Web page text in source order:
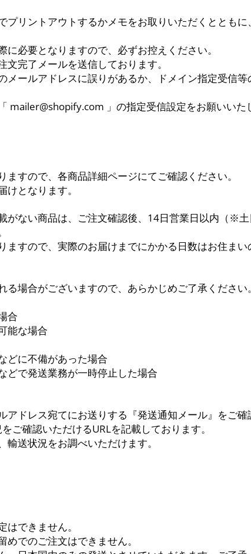
プリントアウトするかメモをお取りいただくととも
に必要となりますので、必ずお控えください。
完了メールを送信しております。
ールアドレスに誤りがあるか、ドメイン指定受信等
mailer@shopify.com 」の指定受信設定をお願いいた
すので、各商品詳細ページにてご確認ください。
となります。
がない商品は、ご注文確認後、14日営業日以内（※
すので、実際のお届けまでにかかる日数はお住まい
場合がございますので、あらかじめご了承ください。
合
能な場合
どに不備があった場合
どで発送業務が一時停止した場合
アドレス宛てにお送りする『発送通知メール』をご確
ご確認いただけるURLを記載しております。
送状況をお調べいただけます。
できません。
でのご注文はできません。